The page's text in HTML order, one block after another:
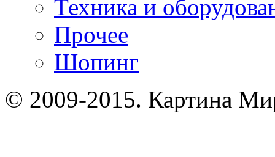
Техника и
Прочее
Шопинг
© 2009-2015. Картина